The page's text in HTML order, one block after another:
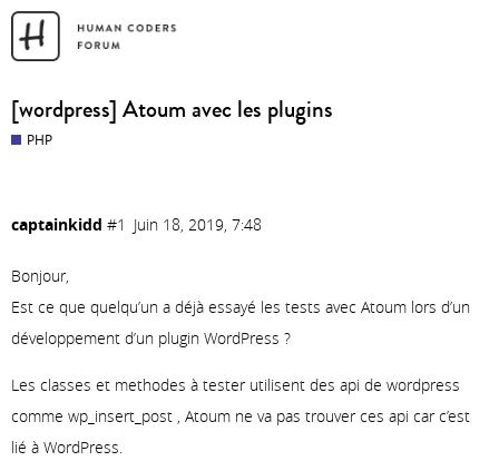
[wordpress] Atoum avec les plugins
PHP
captainkidd Juin 18, 2019, 7:48
#1
Bonjour,
Est ce que quelqu’un a déjà essayé les tests avec Atoum lors d’un
développement d’un plugin WordPress ?
Les classes et methodes à tester utilisent des api de wordpress
comme wp_insert_post , Atoum ne va pas trouver ces api car c’est
lié à WordPress.